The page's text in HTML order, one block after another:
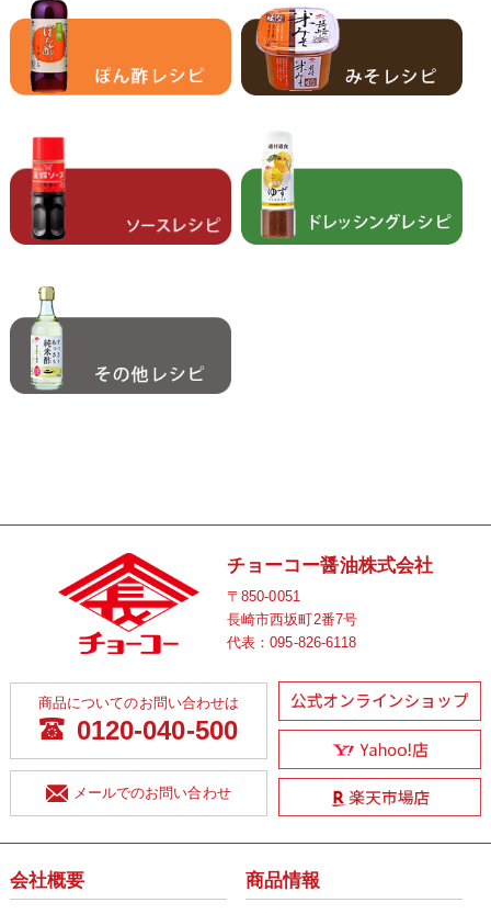
チョーコー醤油株式会社
〒850-0051
長崎市西坂町2番7号
代表：095-826-6118
商品についてのお問い合わせは
0120-040-500
メールでのお問い合わせ
会社概要 商品情報